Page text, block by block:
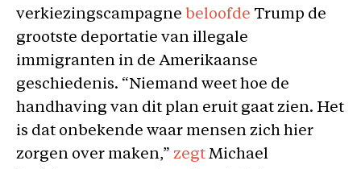
verkiezingscampagne beloofde Trump de
grootste deportatie van illegale
immigranten in de Amerikaanse
geschiedenis. “Niemand weet hoe de
handhaving van dit plan eruit gaat zien. Het
is dat onbekende waar mensen zich hier
zorgen over maken,” zegt Michael